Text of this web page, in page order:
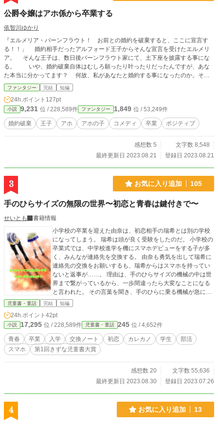
公爵令嬢はアホ係から卒業する
依智川ゆかり
『エルメリア・バーンフラウト！ お前との婚約を破棄すると、ここに宣言す
る！！」 婚約相手だったアルフォード王子からそんな宣言を受けたエルメリ
ア。 そんな王子は、数日後バーンフラウト家にて、土下座を披露する事にな
る。 いや、婚約破棄自体はむしろ願ったり叶ったりだったんですが、あな
た本当に分かってます？ 何故、私があなたと婚約する事になったのか。そし
て、何故公爵令嬢である私が『アホ係』と呼ばれるようになったのか。 エル
メリアはアルフォード王子……いや、アホ王子に話し始めた。 彼女が『アホ
係』となった経緯を、嘘偽りなく。 ＊『小説家になろう』でも公開してい
ます。
ファンタジー 完結 短編
24h.ポイント 127pt
小説 9,231 位 / 228,589件 ファンタジー 1,849 位 / 53,249件
婚約破棄 王子 アホ アホの子 コメディ 卒業 ポジティブ
感想数 5
文字数 8,548
最終更新日 2023.08.21
登録日 2023.08.21
3 お気に入り追加 105
手のひらサイズの無限の世界〜初恋と青春は鍵付きで〜
せいとも
書籍情報
小学校の卒業を迎えた由奈は、初恋相手の瑞希とは別の学校
になってしまう。 瑞希は頭が良く受験をしたのだ。 小学校の
卒業式では、中学校進学を機にスマホデビューをする子が多
く、みんなが連絡先を交換する。 由奈も勇気を出して瑞希に
連絡先の交換をお願いするも、瑞希からはスマホを持ってい
ないと返事が……。 理由は、手のひらサイズの機械の中は世
界まで繋がっているから、一歩間違ったら大変なことになる
と言われた。 その言葉を聞き、手のひらに乗る機械が急に重
くなった気がした。 瑞希とは、手紙のやりとりから鍵付きの
たふたりの恋の行方は?! 小学生から中学生になり変化する人
間関係の悩みや恋の悩み、そして成長を描いた学園小説。 イ
ラストＡＣ様よりお借りしています。
児童書・童話 完結 短編
24h.ポイント 42pt
小説 17,295 位 / 228,589件 児童書・童話 245 位 / 4,652件
青春 卒業 入学 交換ノート 初恋 カレカノ 学生
部活
スマホ
第1回きずな児童書大賞
感想数 20
文字数 55,636
最終更新日 2023.08.30
登録日 2023.07.26
4 お気に入り追加 13